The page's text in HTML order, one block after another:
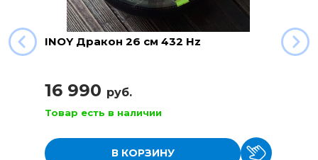
INOY Дракон 26 см 432 Hz
16 990 руб.
Товар есть в наличии
В КОРЗИНУ